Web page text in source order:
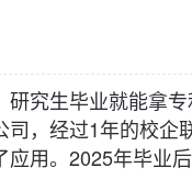
研究生毕业就能拿
司，经过1年的校企
应用。2025年毕业